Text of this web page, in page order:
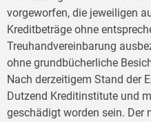
vorgeworfen, die jeweiligen
Kreditbeträge ohne
Treuhandvereinbarung
ohne grundbücherliche
Nach derzeitigem Stand der
Dutzend Kreditinstitute und
geschädigt worden sein.